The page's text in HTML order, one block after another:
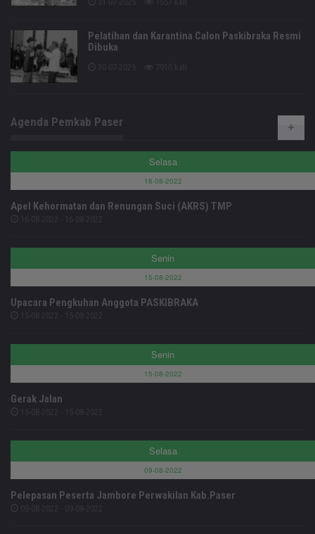
Pelatihan dan Karantina Calon Paskibraka Resmi
Dibuka
Agenda Pemkab Paser
Selasa
16-08-2022
Apel Kehormatan dan Renungan Suci (AKRS) TMP
Senin
15-08-2022
Upacara Pengkuhan Anggota PASKIBRAKA
Senin
15-08-2022
Gerak Jalan
Selasa
09-08-2022
Pelepasan Peserta Jambore Perwakilan Kab.Paser